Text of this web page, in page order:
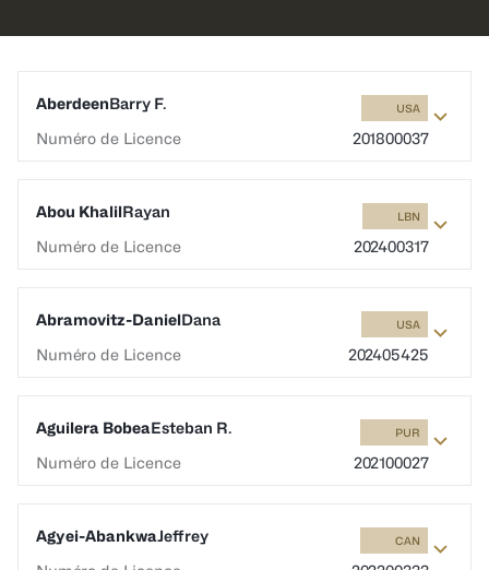
AberdeenBarry F.
Numéro de Licence
201800037
USA
Abou KhalilRayan
Numéro de Licence
202400317
LBN
Abramovitz-DanielDana
Numéro de Licence
202405425
USA
Aguilera BobeaEsteban R.
Numéro de Licence
202100027
PUR
Agyei-AbankwaJeffrey
CAN